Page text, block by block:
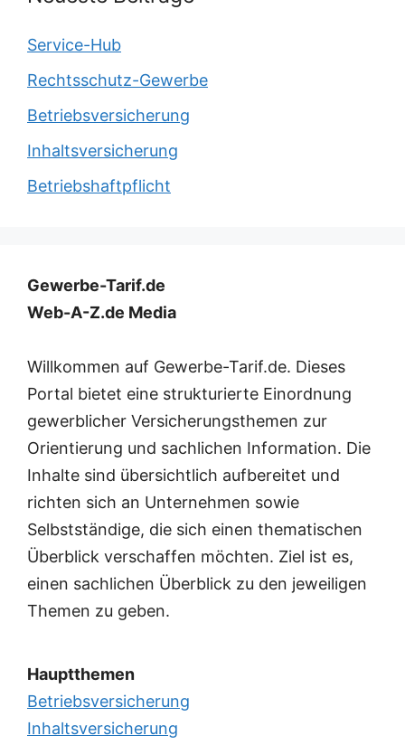
Service-Hub
Rechtsschutz-Gewerbe
Betriebsversicherung
Inhaltsversicherung
Betriebshaftpflicht
Gewerbe-Tarif.de
Web-A-Z.de Media
Willkommen auf Gewerbe-Tarif.de. Dieses
Portal bietet eine strukturierte Einordnung
gewerblicher Versicherungsthemen zur
Orientierung und sachlichen Information. Die
Inhalte sind übersichtlich aufbereitet und
richten sich an Unternehmen sowie
Selbstständige, die sich einen thematischen
Überblick verschaffen möchten. Ziel ist es,
einen sachlichen Überblick zu den jeweiligen
Themen zu geben.
Hauptthemen
Betriebsversicherung
Inhaltsversicherung